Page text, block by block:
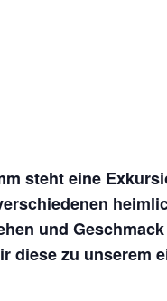
steht eine
und
diese zu unserem